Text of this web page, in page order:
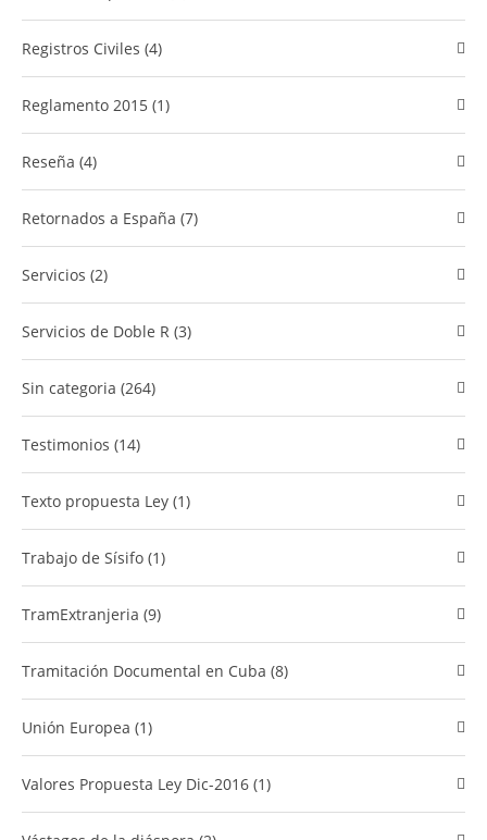
Registros Civiles (4)
Reglamento 2015 (1)
Reseña (4)
Retornados a España (7)
Servicios (2)
Servicios de Doble R (3)
Sin categoria (264)
Testimonios (14)
Texto propuesta Ley (1)
Trabajo de Sísifo (1)
TramExtranjeria (9)
Tramitación Documental en Cuba (8)
Unión Europea (1)
Valores Propuesta Ley Dic-2016 (1)